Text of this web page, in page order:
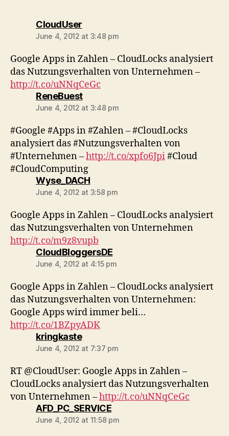
CloudUsersays:
June 4, 2012 at 3:48 pm
Google Apps in Zahlen – CloudLocks analysiert
das Nutzungsverhalten von Unternehmen –
http://t.co/uNNqCeGc
ReneBuestsays:
June 4, 2012 at 3:48 pm
#Google #Apps in #Zahlen – #CloudLocks
analysiert das #Nutzungsverhalten von
#Unternehmen –http://t.co/xpfo6Jpi#Cloud
#CloudComputing
Wyse_DACHsays:
June 4, 2012 at 3:58 pm
Google Apps in Zahlen – CloudLocks analysiert
das Nutzungsverhalten von Unternehmen
http://t.co/m9z8vupb
CloudBloggersDEsays:
June 4, 2012 at 4:15 pm
Google Apps in Zahlen – CloudLocks analysiert
das Nutzungsverhalten von Unternehmen:
Google Apps wird immer beli…
http://t.co/1BZpyADK
kringkastesays:
June 4, 2012 at 7:37 pm
RT @CloudUser: Google Apps in Zahlen –
CloudLocks analysiert das Nutzungsverhalten
von Unternehmen –http://t.co/uNNqCeGc
AFD_PC_SERVICEsays:
June 4, 2012 at 11:58 pm